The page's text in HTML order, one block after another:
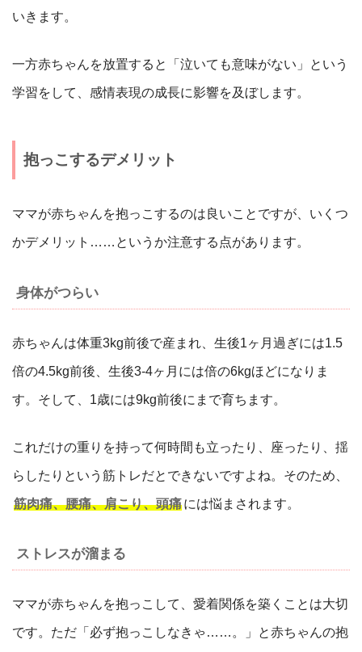
いきます。
一方赤ちゃんを放置すると「泣いても意味がない」という
学習をして、感情表現の成長に影響を及ぼします。
抱っこするデメリット
ママが赤ちゃんを抱っこするのは良いことですが、いくつ
かデメリット……というか注意する点があります。
身体がつらい
赤ちゃんは体重3kg前後で産まれ、生後1ヶ月過ぎには1.5
倍の4.5kg前後、生後3-4ヶ月には倍の6kgほどになりま
す。そして、1歳には9kg前後にまで育ちます。
これだけの重りを持って何時間も立ったり、座ったり、揺
らしたりという筋トレだとできないですよね。そのため、
筋肉痛、腰痛、肩こり、頭痛には悩まされます。
ストレスが溜まる
ママが赤ちゃんを抱っこして、愛着関係を築くことは大切
です。ただ「必ず抱っこしなきゃ……。」と赤ちゃんの抱